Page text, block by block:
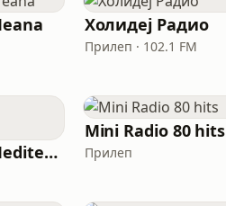
Холидеј Радио
Прилеп · 102.1 FM
Mini Radio Mediterranean
Mini Radio 80 hits
Прилеп